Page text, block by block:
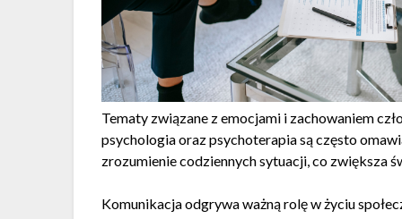
Tematy związane z emocjami i zachowaniem
psychologia oraz psychoterapia są często
zrozumienie codziennych sytuacji, co zwiększa
Komunikacja odgrywa ważną rolę w życiu